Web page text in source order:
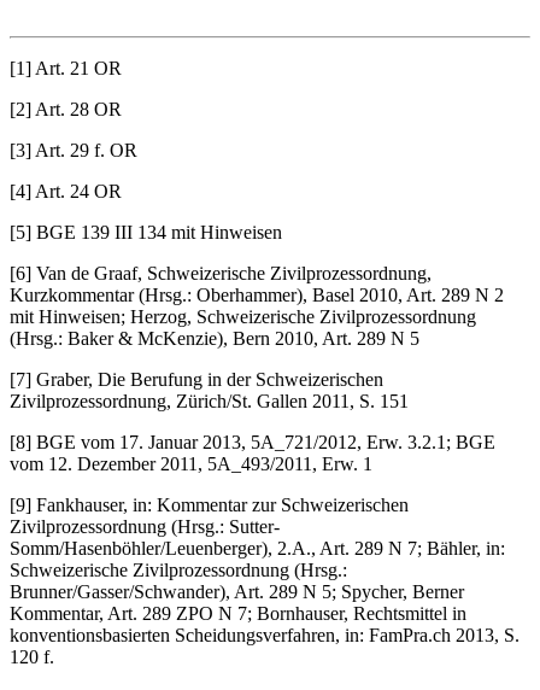
[1] Art. 21 OR
[2] Art. 28 OR
[3] Art. 29 f. OR
[4] Art. 24 OR
[5] BGE 139 III 134 mit Hinweisen
[6] Van de Graaf, Schweizerische Zivilprozessordnung,
Kurzkommentar (Hrsg.: Ober­hammer), Basel 2010, Art. 289 N 2
mit Hinweisen; Herzog, Schweizerische Zivilprozessordnung
(Hrsg.: Baker & McKenzie), Bern 2010, Art. 289 N 5
[7] Graber, Die Berufung in der Schweizerischen
Zivilprozessordnung, Zürich/St. Gal­len 2011, S. 151
[8] BGE vom 17. Januar 2013, 5A_721/2012, Erw. 3.2.1; BGE
vom 12. Dezember 2011, 5A_493/2011, Erw. 1
[9] Fankhauser, in: Kommentar zur Schweizerischen
Zivilprozessordnung (Hrsg.: Sutter-
Somm/Hasenböhler/Leuenberger), 2.A., Art. 289 N 7; Bähler, in:
Schweizerische Zivilprozessordnung (Hrsg.:
Brunner/Gasser/Schwander), Art. 289 N 5; Spycher, Berner
Kommentar, Art. 289 ZPO N 7; Bornhauser, Rechtsmittel in
konventionsbasierten Scheidungsverfahren, in: FamPra.ch 2013, S.
120 f.